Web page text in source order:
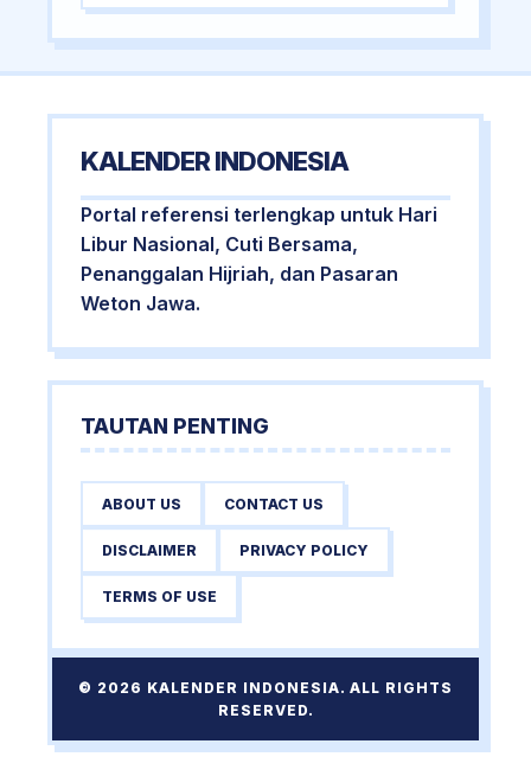
KALENDER INDONESIA
Portal referensi terlengkap untuk Hari
Libur Nasional, Cuti Bersama,
Penanggalan Hijriah, dan Pasaran
Weton Jawa.
TAUTAN PENTING
ABOUT US CONTACT US
DISCLAIMER PRIVACY POLICY
TERMS OF USE
© 2026 KALENDER INDONESIA. ALL RIGHTS
RESERVED.